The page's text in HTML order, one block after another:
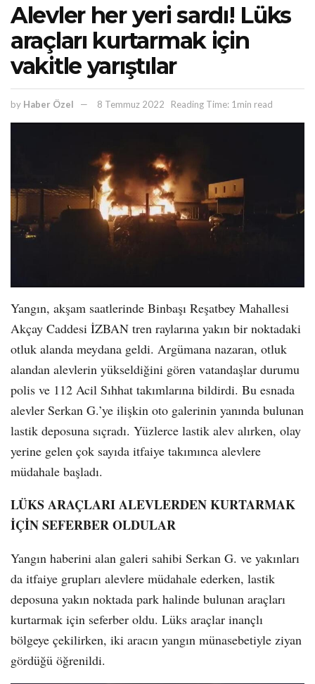
Alevler her yeri sardı! Lüks
araçları kurtarmak için
vakitle yarıştılar
by Haber Özel 8 Temmuz 2022 Reading Time: 1min read
Yangın, akşam saatlerinde Binbaşı Reşatbey Mahallesi
Akçay Caddesi İZBAN tren raylarına yakın bir noktadaki
otluk alanda meydana geldi. Argümana nazaran, otluk
alandan alevlerin yükseldiğini gören vatandaşlar durumu
polis ve 112 Acil Sıhhat takımlarına bildirdi. Bu esnada
alevler Serkan G.’ye ilişkin oto galerinin yanında bulunan
lastik deposuna sıçradı. Yüzlerce lastik alev alırken, olay
yerine gelen çok sayıda itfaiye takımınca alevlere
müdahale başladı.
LÜKS ARAÇLARI ALEVLERDEN KURTARMAK
İÇİN SEFERBER OLDULAR
Yangın haberini alan galeri sahibi Serkan G. ve yakınları
da itfaiye grupları alevlere müdahale ederken, lastik
deposuna yakın noktada park halinde bulunan araçları
kurtarmak için seferber oldu. Lüks araçlar inançlı
bölgeye çekilirken, iki aracın yangın münasebetiyle ziyan
gördüğü öğrenildi.